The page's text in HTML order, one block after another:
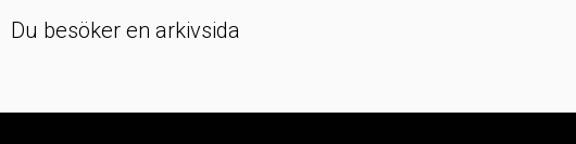
Du besöker en arkivsida